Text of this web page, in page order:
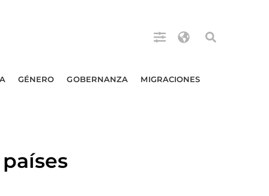
GÉNERO GOBERNANZA MIGRACIONES